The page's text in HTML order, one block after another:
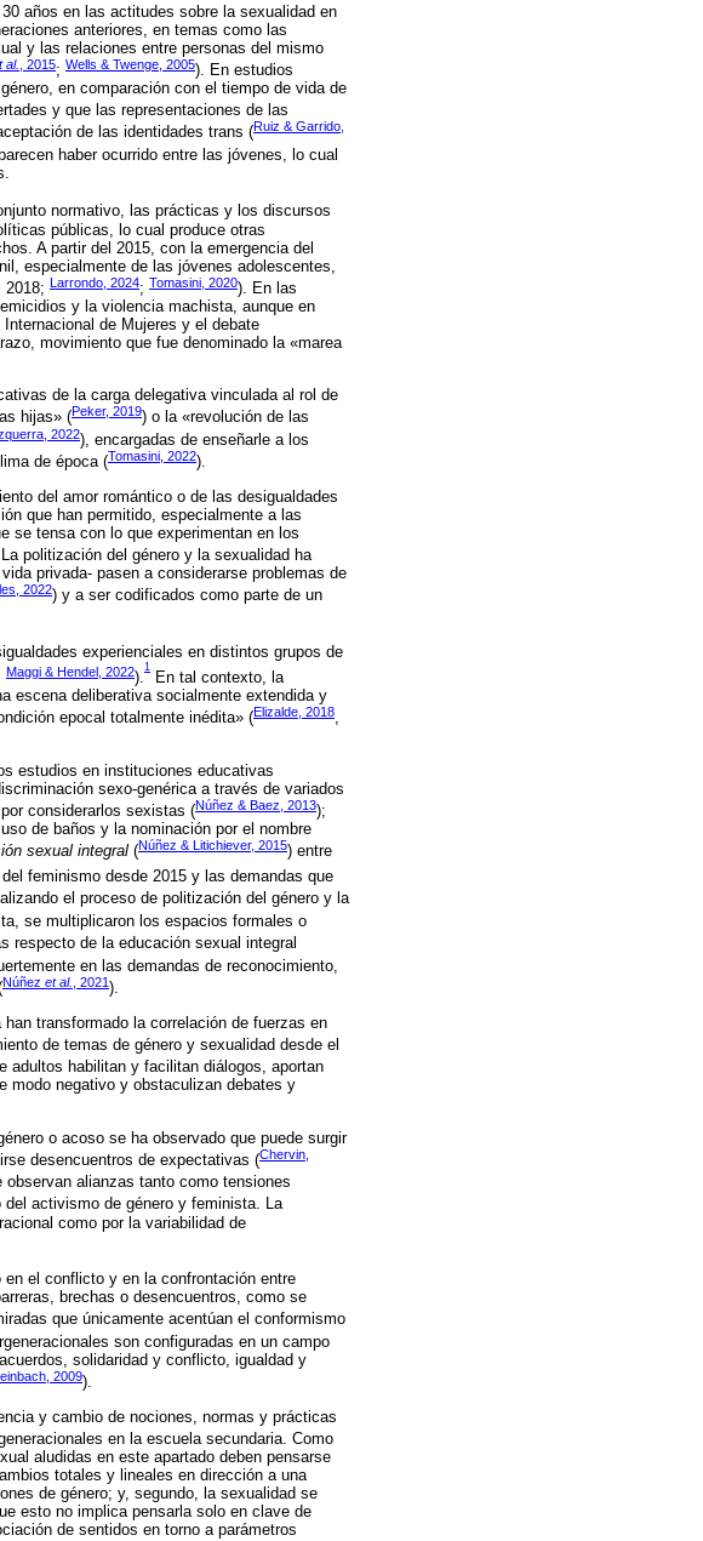
años en las actitudes sobre la sexualidad en
anteriores, en temas como las
y las relaciones entre personas del mismo
al. , 2015; Wells & Twenge, 2005). En estudios
en comparación con el tiempo de vida de
y que las representaciones de las
de las identidades trans (Ruiz & Garrido,
haber ocurrido entre las jóvenes, lo cual
normativo, las prácticas y los discursos
públicas, lo cual produce otras
A partir del 2015, con la emergencia del
especialmente de las jóvenes adolescentes,
2018; Larrondo, 2024; Tomasini, 2020). En las
y la violencia machista, aunque en
de Mujeres y el debate
movimiento que fue denominado la «marea
de la carga delegativa vinculada al rol de
hijas» (Peker, 2019) o la «revolución de las
2022), encargadas de enseñarle a los
de época (Tomasini, 2022).
del amor romántico o de las desigualdades
que han permitido, especialmente a las
se tensa con lo que experimentan en los
politización del género y la sexualidad ha
privada- pasen a considerarse problemas de
2022) y a ser codificados como parte de un
experienciales en distintos grupos de
Maggi & Hendel, 2022).
1
En tal contexto, la
escena deliberativa socialmente extendida y
epocal totalmente inédita» (Elizalde, 2018,
estudios en instituciones educativas
sexo-genérica a través de variados
considerarlos sexistas (Núñez & Baez, 2013);
de baños y la nominación por el nombre
sexual integral (Núñez & Litichiever, 2015) entre
feminismo desde 2015 y las demandas que
el proceso de politización del género y la
se multiplicaron los espacios formales o
respecto de la educación sexual integral
en las demandas de reconocimiento,
Núñez et al. , 2021).
transformado la correlación de fuerzas en
de temas de género y sexualidad desde el
adultos habilitan y facilitan diálogos, aportan
modo negativo y obstaculizan debates y
o acoso se ha observado que puede surgir
desencuentros de expectativas (Chervin,
alianzas tanto como tensiones
activismo de género y feminista. La
como por la variabilidad de
el conflicto y en la confrontación entre
brechas o desencuentros, como se
que únicamente acentúan el conformismo
son configuradas en un campo
solidaridad y conflicto, igualdad y
2009).
y cambio de nociones, normas y prácticas
en la escuela secundaria. Como
aludidas en este apartado deben pensarse
totales y lineales en dirección a una
de género; y, segundo, la sexualidad se
esto no implica pensarla solo en clave de
de sentidos en torno a parámetros